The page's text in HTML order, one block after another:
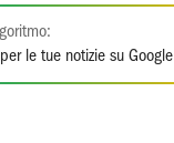
le tue notizie su Google